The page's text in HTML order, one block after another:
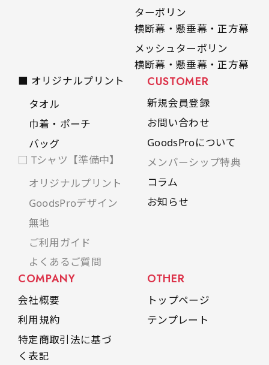
ターポリン
横断幕・懸垂幕・正方幕
メッシュターポリン
横断幕・懸垂幕・正方幕
■ オリジナルプリント
タオル
巾着・ポーチ
バッグ
□ Tシャツ【準備中】
オリジナルプリント
GoodsProデザイン
無地
ご利用ガイド
よくあるご質問
CUSTOMER
新規会員登録
お問い合わせ
GoodsProについて
メンバーシップ特典
コラム
お知らせ
COMPANY
会社概要
利用規約
特定商取引法に基づ
く表記
OTHER
トップページ
テンプレート